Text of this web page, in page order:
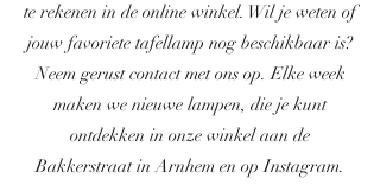
te rekenen in de online winkel. Wil je weten of
jouw favoriete tafellamp nog beschikbaar is?
Neem gerust contact met ons op. Elke week
maken we nieuwe lampen, die je kunt
ontdekken in onze winkel aan de
Bakkerstraat in Arnhem en op Instagram.